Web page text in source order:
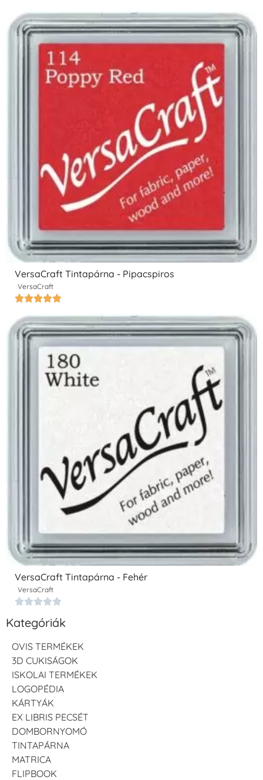
VersaCraft Tintapárna - Pipacspiros
VersaCraft

VersaCraft Tintapárna - Fehér
VersaCraft

Kategóriák
OVIS TERMÉKEK
3D CUKISÁGOK
ISKOLAI TERMÉKEK
LOGOPÉDIA
KÁRTYÁK
EX LIBRIS PECSÉT
DOMBORNYOMÓ
TINTAPÁRNA
MATRICA
FLIPBOOK